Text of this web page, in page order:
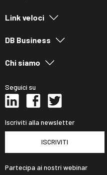
Link veloci
DB Business
Chi siamo
Seguici su
Iscriviti alla newsletter
ISCRIVITI
Partecipa ai nostri webinar